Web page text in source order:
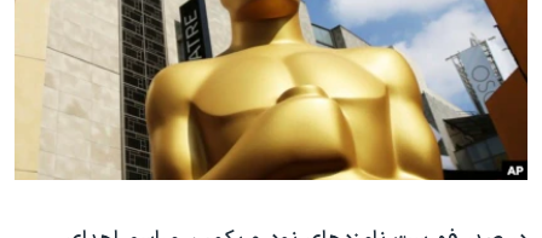
فرهنگ و زندگی
حقوق شهروندی
اقتصادی
علم و فناوری
مستندها
انتخابات ریاست جمهوری آمریکا ۲۰۲۴
حمله جمهوری اسلامی به اسرائیل
رمز مهسا
دنبال کنید
زبانهای مختلف